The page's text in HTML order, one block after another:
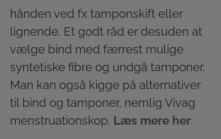
hånden ved fx tamponskift eller
lignende. Et godt råd er desuden at
vælge bind med færrest mulige
syntetiske fibre og undgå tamponer.
Man kan også kigge på alternativer
til bind og tamponer, nemlig Vivag
menstruationskop. Læs mere her.